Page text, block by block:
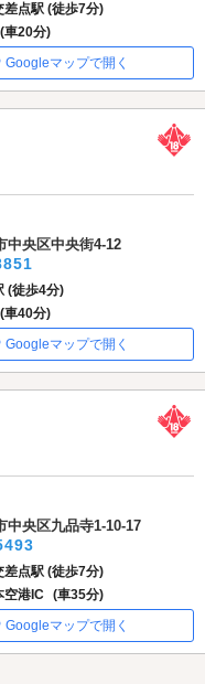
差点駅 (徒歩7分)
(車20分)
Googleマップで開く
中央区中央街4-12
(徒歩4分)
(車40分)
Googleマップで開く
中央区九品寺1-10-17
差点駅 (徒歩7分)
空港IC (車35分)
Googleマップで開く